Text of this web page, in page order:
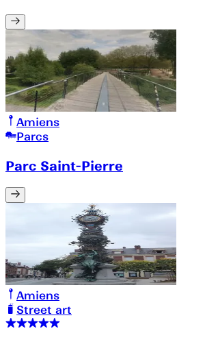
Amiens
Parcs
Parc Saint-Pierre
Amiens
Street art